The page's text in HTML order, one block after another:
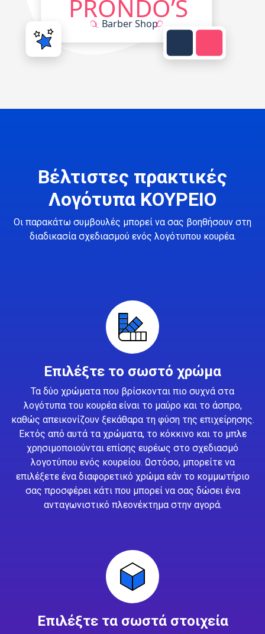
Βέλτιστες πρακτικές
Λογότυπα ΚΟΥΡΕΙΟ
Οι παρακάτω συμβουλές μπορεί να σας βοηθήσουν στη
διαδικασία σχεδιασμού ενός λογότυπου κουρέα.
Επιλέξτε το σωστό χρώμα
Τα δύο χρώματα που βρίσκονται πιο συχνά στα
λογότυπα του κουρέα είναι το μαύρο και το άσπρο,
καθώς απεικονίζουν ξεκάθαρα τη φύση της επιχείρησης.
Εκτός από αυτά τα χρώματα, το κόκκινο και το μπλε
χρησιμοποιούνται επίσης ευρέως στο σχεδιασμό
λογοτύπου ενός κουρείου. Ωστόσο, μπορείτε να
επιλέξετε ένα διαφορετικό χρώμα εάν το κομμωτήριο
σας προσφέρει κάτι που μπορεί να σας δώσει ένα
ανταγωνιστικό πλεονέκτημα στην αγορά.
Επιλέξτε τα σωστά στοιχεία